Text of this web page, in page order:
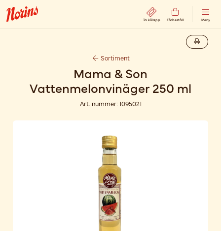
Ta kölapp Förbeställ Meny
Sortiment
Mama & Son
Vattenmelonvinäger 250 ml
Art. nummer: 1095021